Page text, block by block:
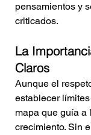
pensamientos y
criticados.
La
Claros
Aunque el
establecer
mapa que guía a
crecimiento. Sin